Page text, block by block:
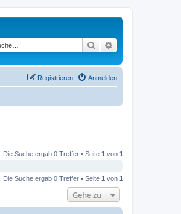
Suche
Anmelden
Registrieren
Die Suche ergab 0 Treffer • Seite 1 von 1
Die Suche ergab 0 Treffer • Seite 1 von 1
Gehe zu